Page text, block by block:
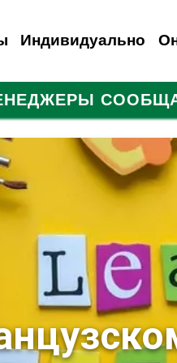
Итальянский
Индивидуально
Испанский
Французский